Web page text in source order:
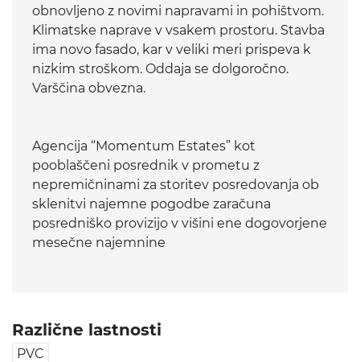
obnovljeno z novimi napravami in pohištvom.
Klimatske naprave v vsakem prostoru. Stavba
ima novo fasado, kar v veliki meri prispeva k
nizkim stroškom. Oddaja se dolgoročno.
Varščina obvezna.
Agencija “Momentum Estates” kot
pooblaščeni posrednik v prometu z
nepremičninami za storitev posredovanja ob
sklenitvi najemne pogodbe zaračuna
posredniško provizijo v višini ene dogovorjene
mesečne najemnine
Različne lastnosti
PVC